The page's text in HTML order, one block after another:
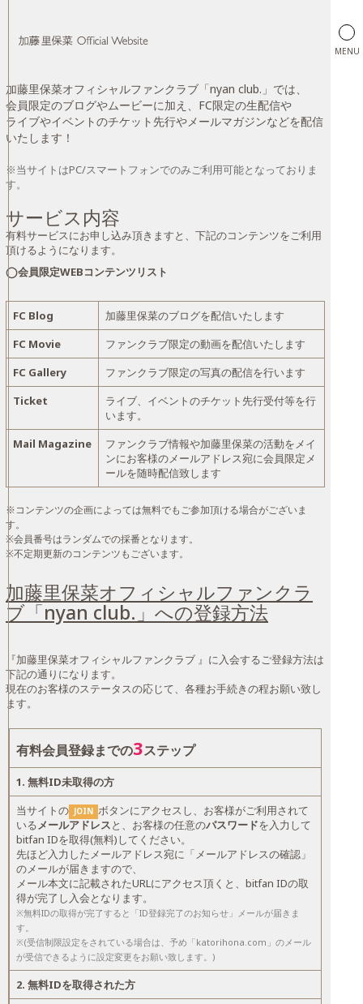
MENU
加藤里保菜オフィシャルファンクラブ「nyan club.」では、
会員限定のブログやムービーに加え、FC限定の生配信や
ライブやイベントのチケット先行やメールマガジンなどを配信
いたします！
※当サイトはPC/スマートフォンでのみご利用可能となっておりま
す。
サービス内容
有料サービスにお申し込み頂きますと、下記のコンテンツをご利用
頂けるようになります。
◯会員限定WEBコンテンツリスト
FC Blog
加藤里保菜のブログを配信いたします
FC Movie
ファンクラブ限定の動画を配信いたします
FC Gallery
ファンクラブ限定の写真の配信を行います
Ticket
ライブ、イベントのチケット先行受付等を行
います。
Mail Magazine
ファンクラブ情報や加藤里保菜の活動をメイ
ンにお客様のメールアドレス宛に会員限定メ
ールを随時配信致します
※コンテンツの企画によっては無料でもご参加頂ける場合がございま
す。
※会員番号はランダムでの採番となります。
※不定期更新のコンテンツもございます。
加藤里保菜オフィシャルファンクラ
ブ「nyan club.」への登録方法
『加藤里保菜オフィシャルファンクラブ 』に入会するご登録方法は
下記の通りになります。
現在のお客様のステータスの応じて、各種お手続きの程お願い致し
ます。
有料会員登録までの3ステップ
1. 無料ID未取得の方
当サイトの JOIN ボタンにアクセスし、お客様がご利用されて
いるメールアドレスと、お客様の任意のパスワードを入力して
bitfan IDを取得(無料)してください。
先ほど入力したメールアドレス宛に「メールアドレスの確認」
のメールが届きますので、
メール本文に記載されたURLにアクセス頂くと、bitfan IDの取
得が完了し入会となります。
※無料IDの取得が完了すると「ID登録完了のお知らせ」メールが届きま
す。
※(受信制限設定をされている場合は、予め「katorihona.com」のメール
が受信できるように設定変更をお願い致します。)
2. 無料IDを取得された方